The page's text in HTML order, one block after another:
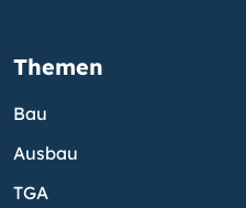
Themen
Bau
Ausbau
TGA